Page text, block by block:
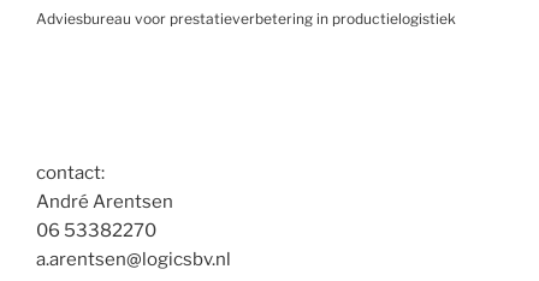
Adviesbureau voor prestatieverbetering in productielogistiek
contact:
André Arentsen
06 53382270
a.arentsen@logicsbv.nl